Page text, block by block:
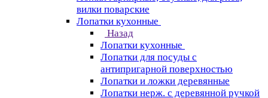
вилки поварские
Лопатки кухонные
Назад
Лопатки кухонные
Лопатки для посуды с
антипригарной поверхностью
Лопатки и ложки деревянные
Лопатки нерж. с деревянной ручкой